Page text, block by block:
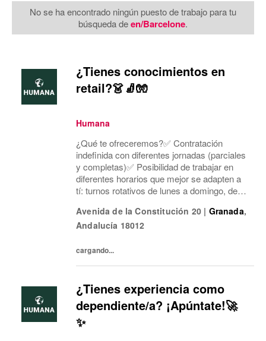
No se ha encontrado ningún puesto de trabajo para tu
búsqueda deen/Barcelone.
¿Tienes conocimientos en
retail?👗🧦🧤
Humana
¿Qué te ofreceremos?✅ Contratación
indefinida con diferentes jornadas (parciales
y completas)✅ Posibilidad de trabajar en
diferentes horarios que mejor se adapten a
tí: turnos rotativos de lunes a domingo, de
laboral en cinco días a la semana y dos días
mí...
Avenida de la Constitución 20 | Granada,
Andalucía 18012
cargando...
¿Tienes experiencia como
dependiente/a? ¡Apúntate!🚀
✨